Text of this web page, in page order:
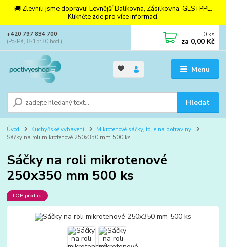
🚚 Zlevnili jsme dopravu! Levnější Balíkovna, Zásilkovna, GLS i PPL.
Klikněte zde pro více informací.
Menu
Hledat
+420 797 834 700
(Po-Pá, 8-15:30 hod.)
0 ks
za 0,00 Kč
Úvod Kuchyňské vybavení
Mikrotenové sáčky, fólie na potraviny
Sáčky na roli mikrotenové 250x350 mm 500 ks
Sáčky na roli mikrotenové
250x350 mm 500 ks
TOP produkt